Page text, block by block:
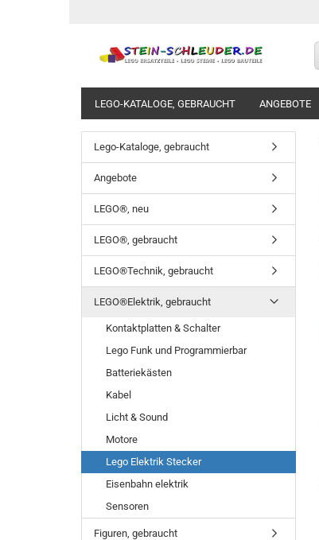
LEGO-KATALOGE, GEBRAUCHT ANGEBOTE
Lego-Kataloge, gebraucht
Angebote
LEGO®, neu
LEGO®, gebraucht
LEGO®Technik, gebraucht
LEGO®Elektrik, gebraucht
Kontaktplatten & Schalter
Lego Funk und Programmierbar
Batteriekästen
Kabel
Licht & Sound
Motore
Lego Elektrik Stecker
Eisenbahn elektrik
Sensoren
Figuren, gebraucht